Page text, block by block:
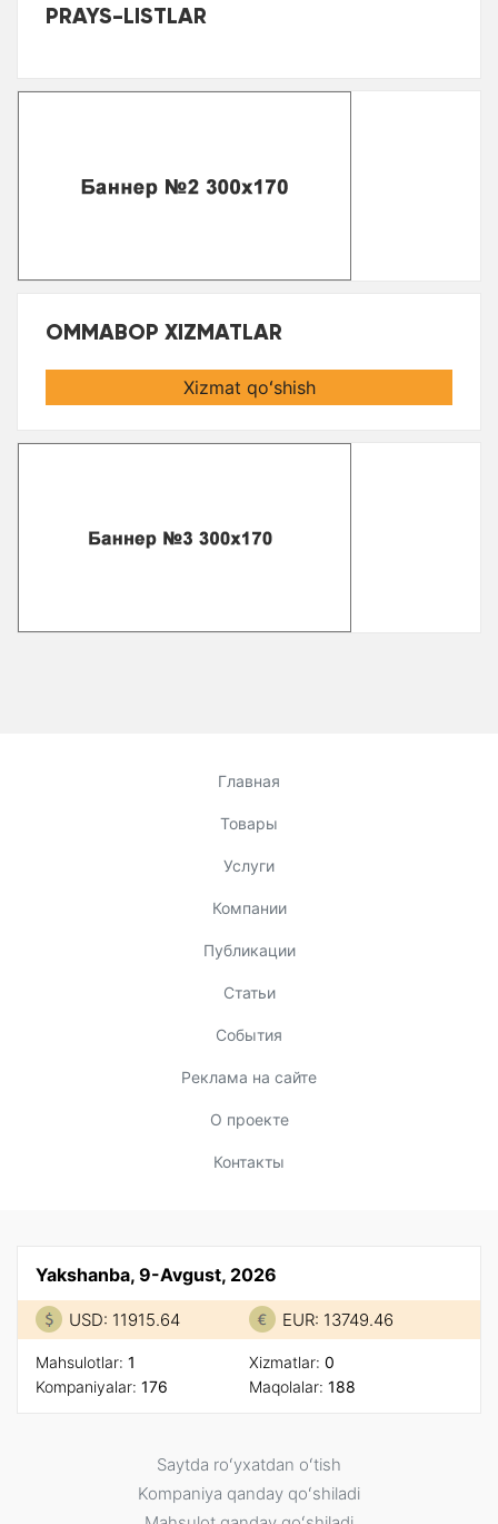
PRAYS-LISTLAR
OMMABOP XIZMATLAR
Xizmat qoʻshish
Главная
Товары
Услуги
Компании
Публикации
Статьи
События
Реклама на сайте
О проекте
Контакты
Yakshanba, 9-Avgust, 2026
USD: 11915.64 EUR: 13749.46
Mahsulotlar: 1
Kompaniyalar: 176
Xizmatlar: 0
Maqolalar: 188
Saytda roʻyxatdan oʻtish
Kompaniya qanday qoʻshiladi